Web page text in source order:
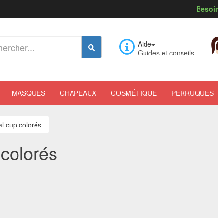
Aide
Guides et conseils
MASQUES CHAPEAUX COSMÉTIQUE PERRUQUES
cup colorés